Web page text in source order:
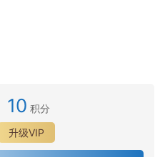
10 积分
升级VIP